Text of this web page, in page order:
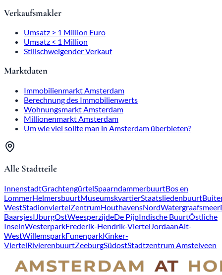
Verkaufsmakler
Umsatz > 1 Million Euro
Umsatz < 1 Million
Stillschweigender Verkauf
Marktdaten
Immobilienmarkt Amsterdam
Berechnung des Immobilienwerts
Wohnungsmarkt Amsterdam
Millionenmarkt Amsterdam
Um wie viel sollte man in Amsterdam überbieten?
Alle Stadtteile
InnenstadtGrachtengürtelSpaarndammerbuurtBos en
LommerHelmersbuurtMuseumskvartierStaatsliedenbuurt
WestStadionviertelZentrumHouthavensNordWatergraafsmeer
BaarsjesIJburgOstWeesperzijdeDe PijpIndische BuurtÖstliche
InselnWesterparkFrederik-Hendrik-ViertelJordaanAlt-
WestWillemsparkFunenparkKinker-
ViertelRivierenbuurtZeeburgSüdostStadtzentrum Amstelveen